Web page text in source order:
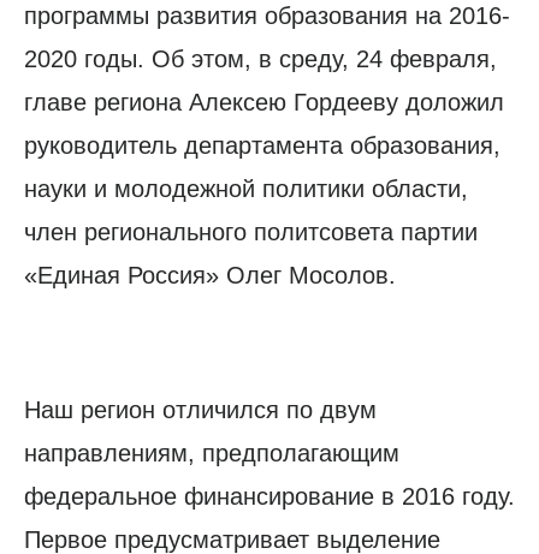
программы развития образования на 2016-
2020 годы. Об этом, в среду, 24 февраля,
главе региона Алексею Гордееву доложил
руководитель департамента образования,
науки и молодежной политики области,
член регионального политсовета партии
«Единая Россия» Олег Мосолов.
Наш регион отличился по двум
направлениям, предполагающим
федеральное финансирование в 2016 году.
Первое предусматривает выделение